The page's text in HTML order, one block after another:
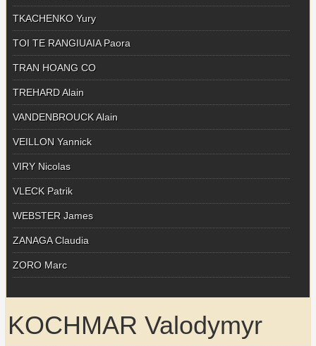
TKACHENKO Yury
TOI TE RANGIUAIA Paora
TRAN HOANG CO
TREHARD Alain
VANDENBROUCK Alain
VEILLON Yannick
VIRY Nicolas
VLECK Patrik
WEBSTER James
ZANAGA Claudia
ZORO Marc
KOCHMAR Valodymyr